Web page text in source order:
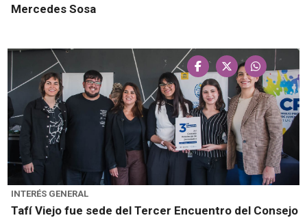
Mercedes Sosa
INTERÉS GENERAL
Tafí Viejo fue sede del Tercer Encuentro del Consejo